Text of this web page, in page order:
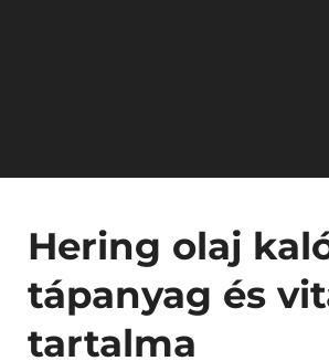
Hering olaj
tápanyag és
tartalma